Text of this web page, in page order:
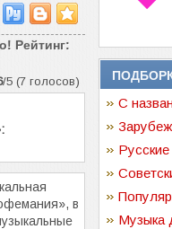
Рейтинг:
/5 (7 голосов)
в
С
Музыка